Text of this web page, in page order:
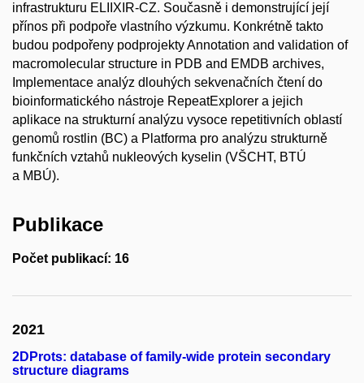
infrastrukturu ELIIXIR-CZ. Současně i demonstrující její
přínos při podpoře vlastního výzkumu. Konkrétně takto
budou podpořeny podprojekty Annotation and validation of
macromolecular structure in PDB and EMDB archives,
Implementace analýz dlouhých sekvenačních čtení do
bioinformatického nástroje RepeatExplorer a jejich
aplikace na strukturní analýzu vysoce repetitivních oblastí
genomů rostlin (BC) a Platforma pro analýzu strukturně
funkčních vztahů nukleových kyselin (VŠCHT, BTÚ
a MBÚ).
Publikace
Počet publikací: 16
2021
2DProts: database of family-wide protein secondary
structure diagrams